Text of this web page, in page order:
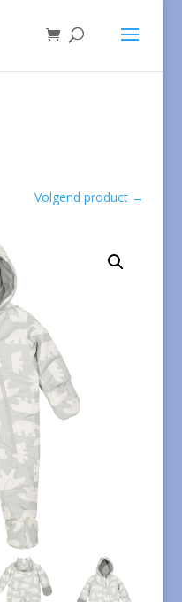
Volgend product →